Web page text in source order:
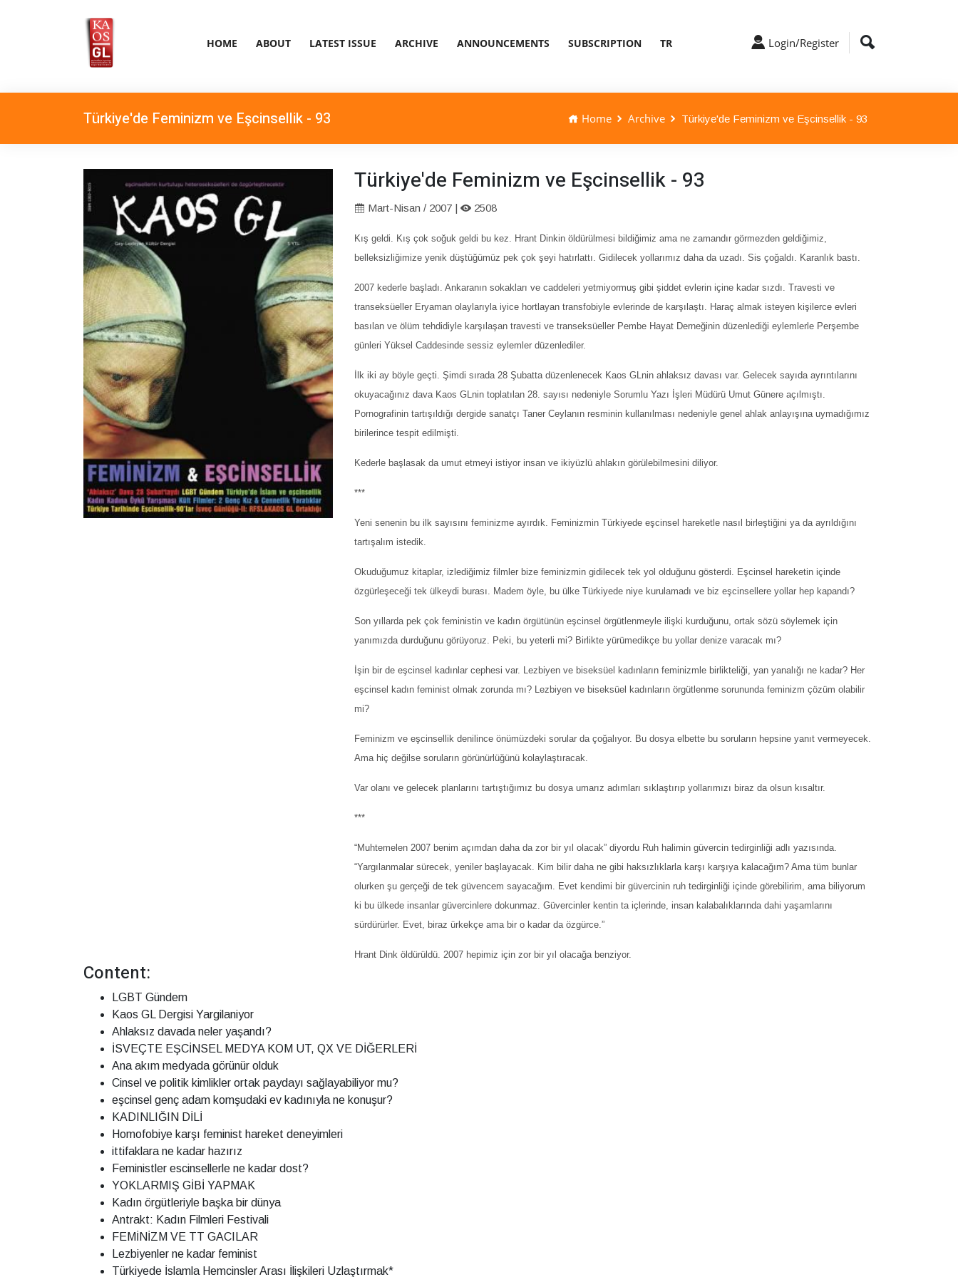
HOME ABOUT LATEST ISSUE ARCHIVE ANNOUNCEMENTS SUBSCRIPTION TR Login/Register
Türkiye'de Feminizm ve Eşcinsellik - 93 Home Archive Türkiye'de Feminizm ve Eşcinsellik - 93
Türkiye'de Feminizm ve Eşcinsellik - 93
Mart-Nisan / 2007 | 2508
Kış geldi. Kış çok soğuk geldi bu kez. Hrant Dinkin öldürülmesi bildiğimiz ama ne zamandır görmezden geldiğimiz,
belleksizliğimize yenik düştüğümüz pek çok şeyi hatırlattı. Gidilecek yollarımız daha da uzadı. Sis çoğaldı. Karanlık bastı.
2007 kederle başladı. Ankaranın sokakları ve caddeleri yetmiyormuş gibi şiddet evlerin içine kadar sızdı. Travesti ve
transeksüeller Eryaman olaylarıyla iyice hortlayan transfobiyle evlerinde de karşılaştı. Haraç almak isteyen kişilerce evleri
basılan ve ölüm tehdidiyle karşılaşan travesti ve transeksüeller Pembe Hayat Derneğinin düzenlediği eylemlerle Perşembe
günleri Yüksel Caddesinde sessiz eylemler düzenlediler.
İlk iki ay böyle geçti. Şimdi sırada 28 Şubatta düzenlenecek Kaos GLnin ahlaksız davası var. Gelecek sayıda ayrıntılarını
okuyacağınız dava Kaos GLnin toplatılan 28. sayısı nedeniyle Sorumlu Yazı İşleri Müdürü Umut Günere açılmıştı.
Pornografinin tartışıldığı dergide sanatçı Taner Ceylanın resminin kullanılması nedeniyle genel ahlak anlayışına uymadığımız
birilerince tespit edilmişti.
Kederle başlasak da umut etmeyi istiyor insan ve ikiyüzlü ahlakın görülebilmesini diliyor.
***
Yeni senenin bu ilk sayısını feminizme ayırdık. Feminizmin Türkiyede eşcinsel hareketle nasıl birleştiğini ya da ayrıldığını
tartışalım istedik.
Okuduğumuz kitaplar, izlediğimiz filmler bize feminizmin gidilecek tek yol olduğunu gösterdi. Eşcinsel hareketin içinde
özgürleşeceği tek ülkeydi burası. Madem öyle, bu ülke Türkiyede niye kurulamadı ve biz eşcinsellere yollar hep kapandı?
Son yıllarda pek çok feministin ve kadın örgütünün eşcinsel örgütlenmeyle ilişki kurduğunu, ortak sözü söylemek için
yanımızda durduğunu görüyoruz. Peki, bu yeterli mi? Birlikte yürümedikçe bu yollar denize varacak mı?
İşin bir de eşcinsel kadınlar cephesi var. Lezbiyen ve biseksüel kadınların feminizmle birlikteliği, yan yanalığı ne kadar? Her
eşcinsel kadın feminist olmak zorunda mı? Lezbiyen ve biseksüel kadınların örgütlenme sorununda feminizm çözüm olabilir
mi?
Feminizm ve eşcinsellik denilince önümüzdeki sorular da çoğalıyor. Bu dosya elbette bu soruların hepsine yanıt vermeyecek.
Ama hiç değilse soruların görünürlüğünü kolaylaştıracak.
Var olanı ve gelecek planlarını tartıştığımız bu dosya umarız adımları sıklaştırıp yollarımızı biraz da olsun kısaltır.
***
“Muhtemelen 2007 benim açımdan daha da zor bir yıl olacak” diyordu Ruh halimin güvercin tedirginliği adlı yazısında.
“Yargılanmalar sürecek, yeniler başlayacak. Kim bilir daha ne gibi haksızlıklarla karşı karşıya kalacağım? Ama tüm bunlar
olurken şu gerçeği de tek güvencem sayacağım. Evet kendimi bir güvercinin ruh tedirginliği içinde görebilirim, ama biliyorum
ki bu ülkede insanlar güvercinlere dokunmaz. Güvercinler kentin ta içlerinde, insan kalabalıklarında dahi yaşamlarını
sürdürürler. Evet, biraz ürkekçe ama bir o kadar da özgürce.”
Hrant Dink öldürüldü. 2007 hepimiz için zor bir yıl olacağa benziyor.
Content:
LGBT Gündem
Kaos GL Dergisi Yargilaniyor
Ahlaksız davada neler yaşandı?
İSVEÇTE EŞCİNSEL MEDYA KOM UT, QX VE DİĞERLERİ
Ana akım medyada görünür olduk
Cinsel ve politik kimlikler ortak paydayı sağlayabiliyor mu?
eşcinsel genç adam komşudaki ev kadınıyla ne konuşur?
KADINLIĞIN DİLİ
Homofobiye karşı feminist hareket deneyimleri
ittifaklara ne kadar hazırız
Feministler escinsellerle ne kadar dost?
YOKLARMIŞ GİBİ YAPMAK
Kadın örgütleriyle başka bir dünya
Antrakt: Kadın Filmleri Festivali
FEMİNİZM VE TT GACILAR
Lezbiyenler ne kadar feminist
Türkiyede İslamla Hemcinsler Arası İlişkileri Uzlaştırmak*